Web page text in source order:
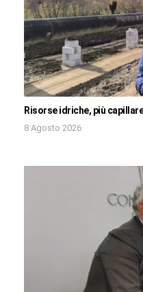
Risorse idriche, più
8 Agosto 2026